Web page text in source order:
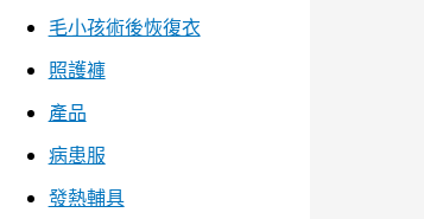
毛小孩術後恢復衣
照護褲
產品
病患服
發熱輔具